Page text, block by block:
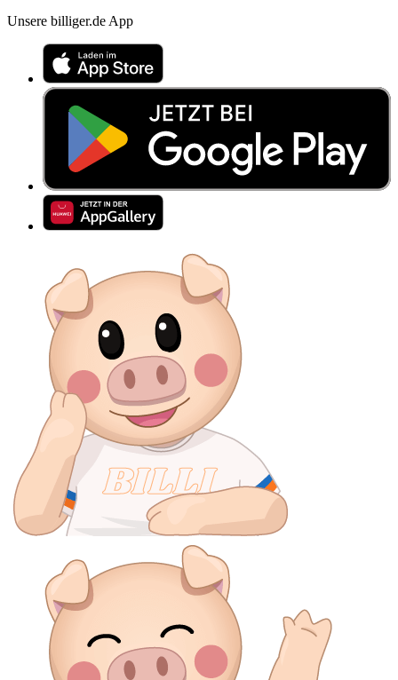
Unsere billiger.de App